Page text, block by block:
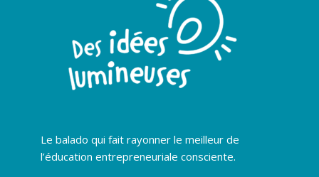
Le balado qui fait rayonner le meilleur de
l’éducation entrepreneuriale consciente.